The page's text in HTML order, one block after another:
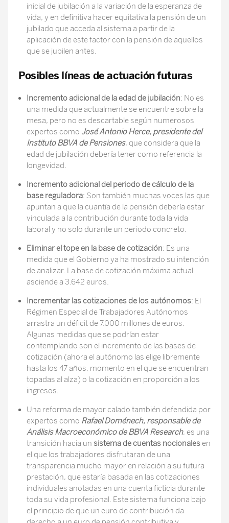
inicial de jubilación a la variación de la esperanza de
vida, y en definitiva hacer equitativa la pensión de un
jubilado que acceda al sistema a partir de la
aplicación de este factor con la pensión de aquellos
que se jubilen antes.
Posibles líneas de actuación futuras
Incremento adicional de la edad de jubilación: No es
una medida que actualmente se encuentre sobre la
mesa, pero no es descartable según numerosos
expertos como José Antonio Herce, presidente del
Instituto BBVA de Pensiones, que considera que la
edad de jubilación debería tener como referencia la
longevidad.
Incremento adicional del periodo de cálculo de la
base reguladora: Son también muchas voces las que
apuntan a que la cuantía de la pensión debería estar
vinculada a la contribución durante toda la vida
laboral y no solo durante un periodo concreto.
Eliminar el tope en la base de cotización: Es una
medida que el Gobierno ya ha mostrado su intención
de analizar. La base de cotización máxima actual
asciende a 3.642 euros.
Incrementar las cotizaciones de los autónomos: El
Régimen Especial de Trabajadores Autónomos
arrastra un déficit de 7.000 millones de euros.
Algunas medidas que se podrían estar
contemplando son el incremento de las bases de
cotización (ahora el autónomo las elige libremente
hasta los 47 años, momento en el que se encuentran
topadas al alza) o la cotización en proporción a los
ingresos.
Una reforma de mayor calado también defendida por
expertos como Rafael Doménech, responsable de
Análisis Macroeconómico de BBVA Research, es una
transición hacia un sistema de cuentas nocionales en
el que los trabajadores disfrutaran de una
transparencia mucho mayor en relación a su futura
prestación, que estaría basada en las cotizaciones
individuales anotadas en una cuenta ficticia durante
toda su vida profesional. Este sistema funciona bajo
el principio de que un euro de contribución da